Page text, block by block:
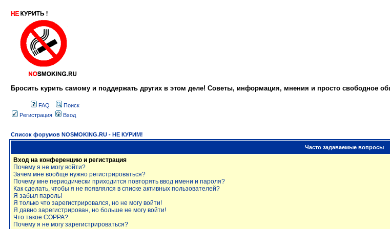
Бросить курить самому и поддержать других в этом деле! Советы, информация, мнения и просто свободное
FAQ
Поиск
Регистрация
Вход
Список форумов NOSMOKING.RU - НЕ КУРИМ!
Часто задаваемые вопросы
Вход на конференцию и регистрация
Почему я не могу войти?
Зачем мне вообще нужно регистрироваться?
Почему мне периодически приходится повторять ввод имени и пароля?
Как сделать, чтобы я не появлялся в списке активных пользователей?
Я забыл пароль!
Я только что зарегистрировался, но не могу войти!
Я давно зарегистрирован, но больше не могу войти!
Что такое COPPA?
Почему я не могу зарегистрироваться?